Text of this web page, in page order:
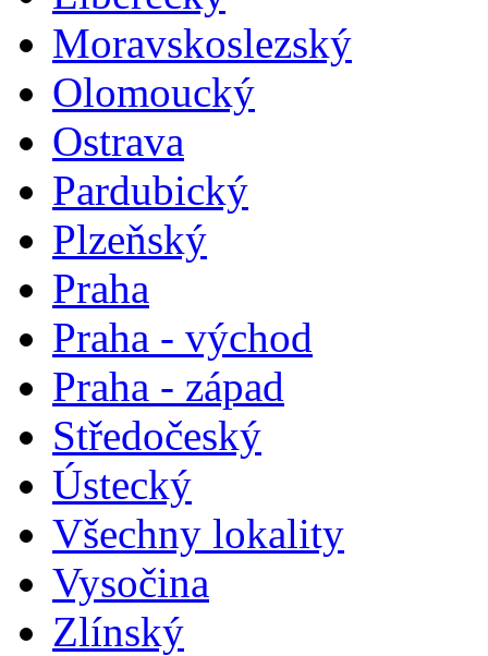
Moravskoslezský
Olomoucký
Ostrava
Pardubický
Plzeňský
Praha
Praha - východ
Praha - západ
Středočeský
Ústecký
Všechny lokality
Vysočina
Zlínský